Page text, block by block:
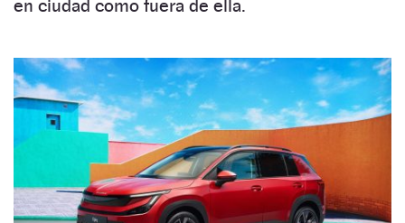
en ciudad como fuera de ella.